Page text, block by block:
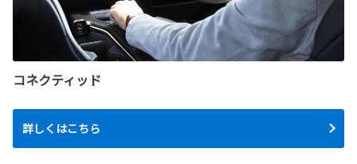
コネクティッド
詳しくはこちら